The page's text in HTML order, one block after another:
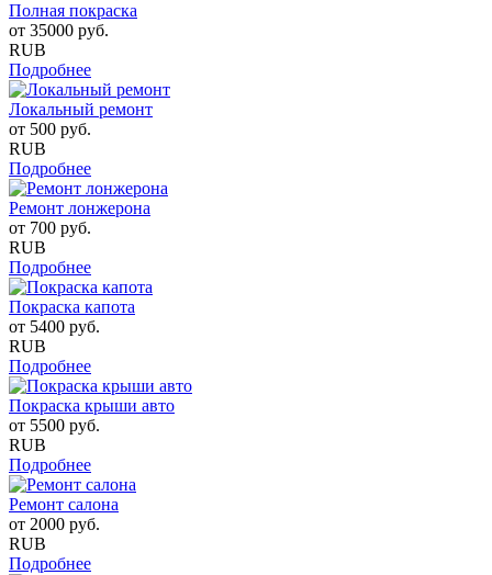
Полная покраска
от 35000 руб.
RUB
Подробнее
Локальный ремонт
от 500 руб.
RUB
Подробнее
Ремонт лонжерона
от 700 руб.
RUB
Подробнее
Покраска капота
от 5400 руб.
RUB
Подробнее
Покраска крыши авто
от 5500 руб.
RUB
Подробнее
Ремонт салона
от 2000 руб.
RUB
Подробнее